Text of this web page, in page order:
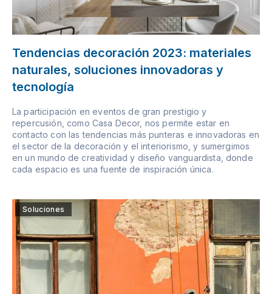
Tendencias decoración 2023: materiales
naturales, soluciones innovadoras y
tecnología
La participación en eventos de gran prestigio y
repercusión, como Casa Decor, nos permite estar en
contacto con las tendencias más punteras e innovadoras en
el sector de la decoración y el interiorismo, y sumergimos
en un mundo de creatividad y diseño vanguardista, donde
cada espacio es una fuente de inspiración única.
Soluciones